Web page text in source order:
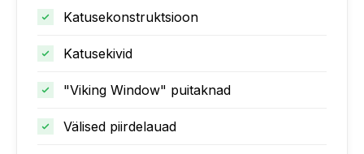
Katusekonstruktsioon
Katusekivid
"Viking Window" puitaknad
Välised piirdelauad